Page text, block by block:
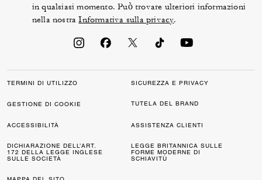
in qualsiasi momento. Può trovare ulteriori informazioni
nella nostraInformativa sulla privacy.
TERMINI DI UTILIZZO SICUREZZA E PRIVACY
GESTIONE DI COOKIE TUTELA DEL BRAND
ACCESSIBILITÀ ASSISTENZA CLIENTI
DICHIARAZIONE DELL’ART.
172 DELLA LEGGE INGLESE
SULLE SOCIETÀ
LEGGE BRITANNICA SULLE
FORME MODERNE DI
SCHIAVITÙ